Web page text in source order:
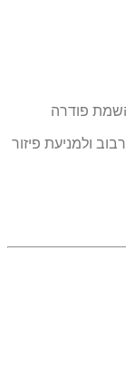
פודרה
ולמניעת פיזור